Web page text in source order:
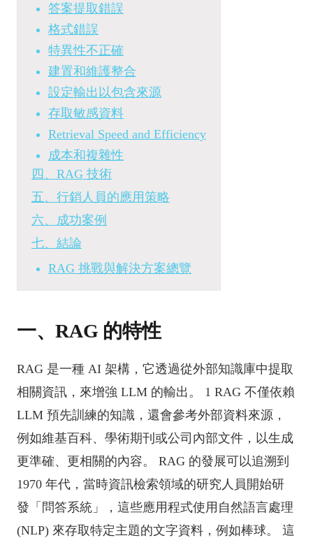
答案提取錯誤
格式錯誤
特異性不正確
建置和維護整合
設定輸出以包含來源
存取敏感資料
Retrieval Speed and Efficiency
成本和複雜性
四、RAG 技術
五、行銷人員的應用策略
六、成功案例
七、結論
RAG 挑戰與解決方案總覽
一、RAG 的特性
RAG 是一種 AI 架構，它透過從外部知識庫中提取
相關資訊，來增強 LLM 的輸出。 1 RAG 不僅依賴
LLM 預先訓練的知識，還會參考外部資料來源，
例如維基百科、學術期刊或公司內部文件，以生成
更準確、更相關的內容。 RAG 的發展可以追溯到
1970 年代，當時資訊檢索領域的研究人員開始研
發「問答系統」，這些應用程式使用自然語言處理
(NLP) 來存取特定主題的文字資料，例如棒球。 這